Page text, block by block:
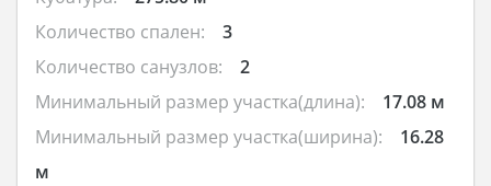
Количество спален:
3
Количество санузлов:
2
Минимальный размер участка(длина):
17.08 м
Минимальный размер участка(ширина):
16.28
м